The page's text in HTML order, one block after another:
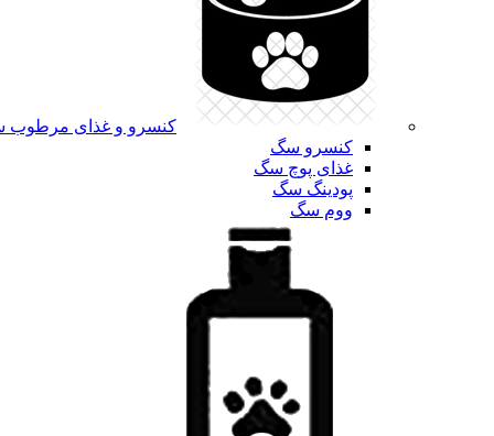
کنسرو و غذای
کنسرو سگ
غذای پوچ سگ
پودینگ سگ
ووم سگ